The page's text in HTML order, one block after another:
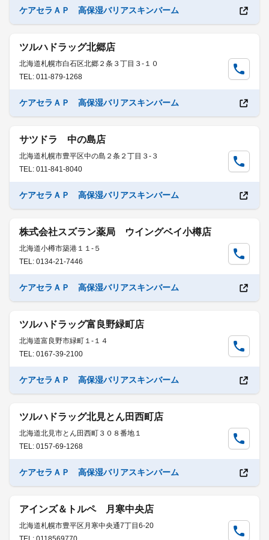
ケアセラＡＰ 高保湿バリアスキンバーム
ツルハドラッグ北郷店
北海道札幌市白石区北郷２条３丁目３-１０
TEL: 011-879-1268
ケアセラＡＰ 高保湿バリアスキンバーム
サツドラ 中の島店
北海道札幌市豊平区中の島２条２丁目３-３
TEL: 011-841-8040
ケアセラＡＰ 高保湿バリアスキンバーム
株式会社スズラン薬局 ウイングベイ小樽店
北海道小樽市築港１１-５
TEL: 0134-21-7446
ケアセラＡＰ 高保湿バリアスキンバーム
ツルハドラッグ富良野緑町店
北海道富良野市緑町１-１４
TEL: 0167-39-2100
ケアセラＡＰ 高保湿バリアスキンバーム
ツルハドラッグ北見とん田西町店
北海道北見市とん田西町３０８番地１
TEL: 0157-69-1268
ケアセラＡＰ 高保湿バリアスキンバーム
アインズ＆トルペ 月寒中央店
北海道札幌市豊平区月寒中央通7丁目6-20